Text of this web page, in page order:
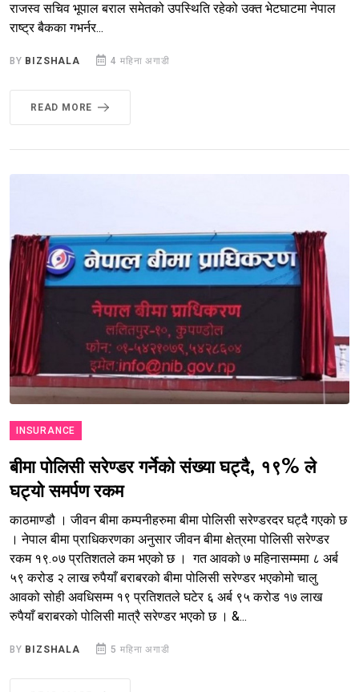
राजस्व सचिव भूपाल बराल समेतको उपस्थिति रहेको उक्त भेटघाटमा नेपाल
राष्ट्र बैकका गभर्नर...
BY BIZSHALA 4 महिना अगाडी
READ MORE
INSURANCE
बीमा पोलिसी सरेण्डर गर्नेको संख्या घट्दै, १९% ले
घट्यो समर्पण रकम
काठमाण्डौ । जीवन बीमा कम्पनीहरुमा बीमा पोलिसी सरेण्डरदर घट्दै गएको छ
। नेपाल बीमा प्राधिकरणका अनुसार जीवन बीमा क्षेत्रमा पोलिसी सरेण्डर
रकम १९.०७ प्रतिशतले कम भएको छ । गत आवको ७ महिनासम्ममा ८ अर्ब
५९ करोड २ लाख रुपैयाँ बराबरको बीमा पोलिसी सरेण्डर भएकोमो चालु
आवको सोही अवधिसम्म १९ प्रतिशतले घटेर ६ अर्ब ९५ करोड १७ लाख
रुपैयाँ बराबरको पोलिसी मात्रै सरेण्डर भएको छ । &...
BY BIZSHALA 5 महिना अगाडी